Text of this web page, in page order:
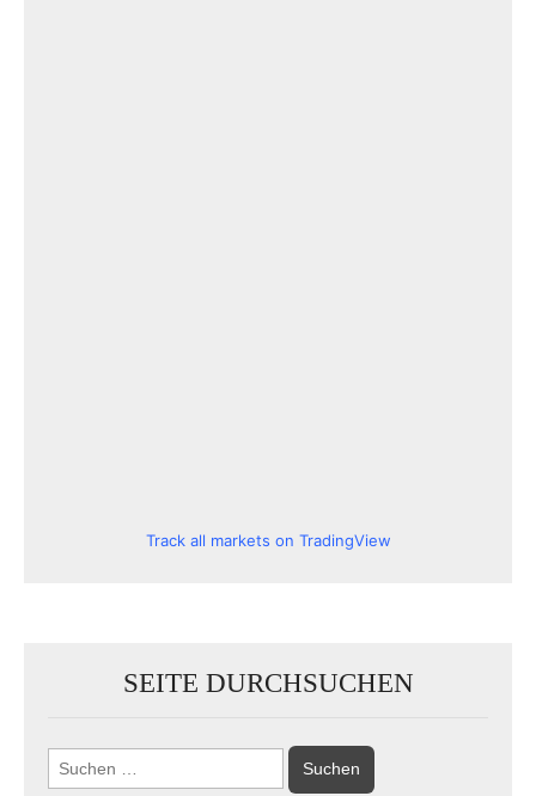
Track all markets on TradingView
SEITE DURCHSUCHEN
Suchen
nach: